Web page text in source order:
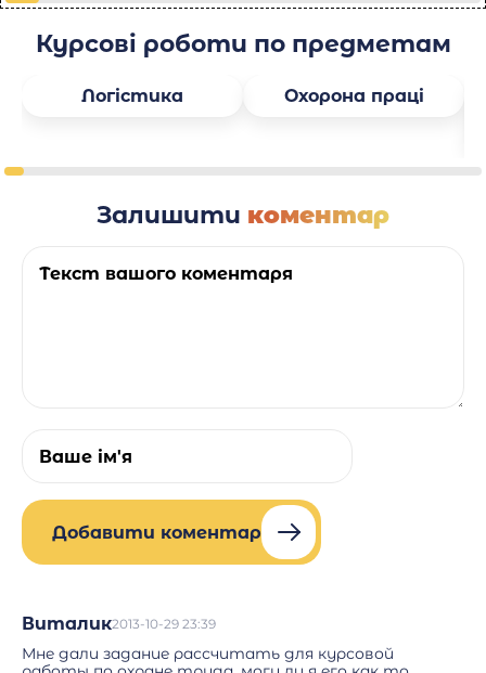
Курсові роботи по предметам
Логістика Охорона праці
Залишити коментар
Добавити коментар
Виталик2013-10-29 23:39
Мне дали задание рассчитать для курсовой